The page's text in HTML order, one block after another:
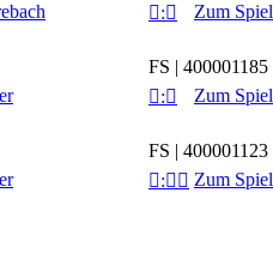
:
Zum Spiel
FS | 400001185
:
Zum Spiel
FS | 400001123
: Zum Spiel